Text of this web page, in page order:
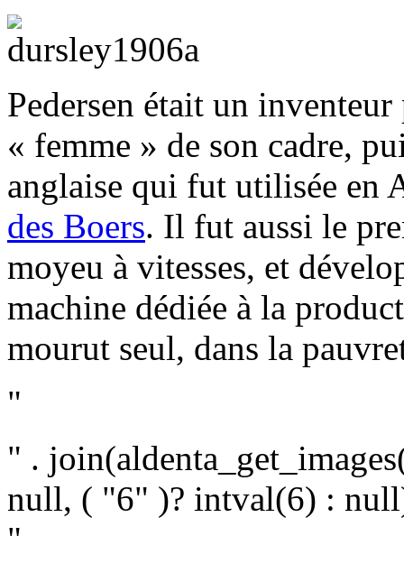
Pedersen était un
« femme » de son cadre,
anglaise qui fut utilisée en
des Boers. Il fut aussi le
moyeu à vitesses, et
machine dédiée à la
mourut seul, dans la
"
" .
null, ( "6" )? intval(6) :
"